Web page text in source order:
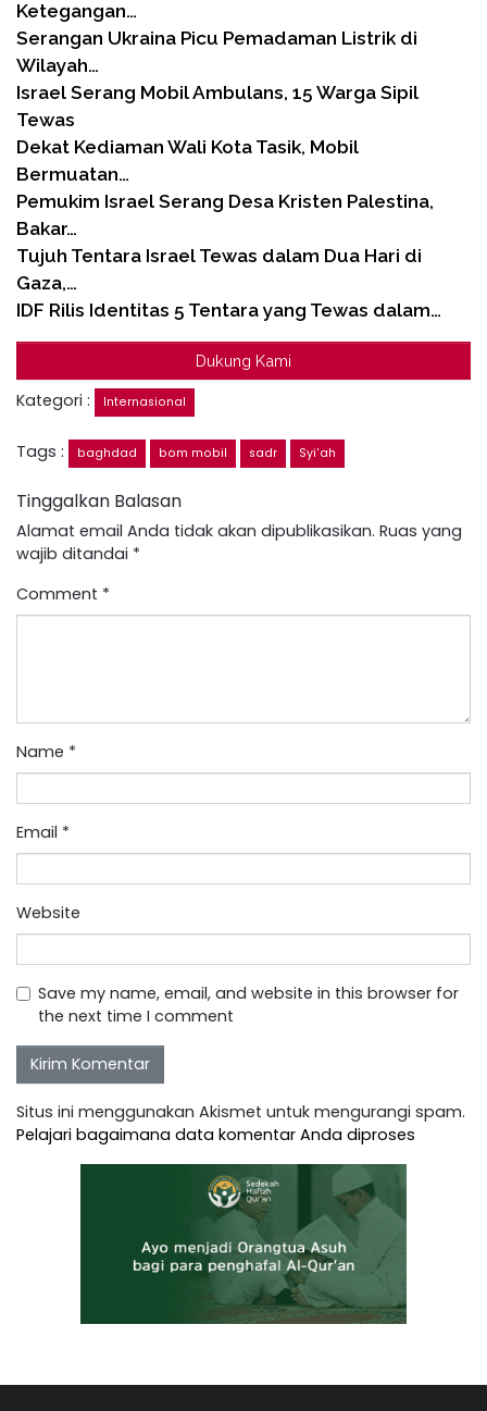
Ketegangan…
Serangan Ukraina Picu Pemadaman Listrik di
Wilayah…
Israel Serang Mobil Ambulans, 15 Warga Sipil
Tewas
Dekat Kediaman Wali Kota Tasik, Mobil
Bermuatan…
Pemukim Israel Serang Desa Kristen Palestina,
Bakar…
Tujuh Tentara Israel Tewas dalam Dua Hari di
Gaza,…
IDF Rilis Identitas 5 Tentara yang Tewas dalam…
Dukung Kami
Kategori : Internasional
Tags : baghdad bom mobil sadr Syi'ah
Tinggalkan Balasan
Alamat email Anda tidak akan dipublikasikan. Ruas yang
wajib ditandai *
Comment *
Name *
Email *
Website
Save my name, email, and website in this browser for
the next time I comment
Situs ini menggunakan Akismet untuk mengurangi spam.
Pelajari bagaimana data komentar Anda diproses